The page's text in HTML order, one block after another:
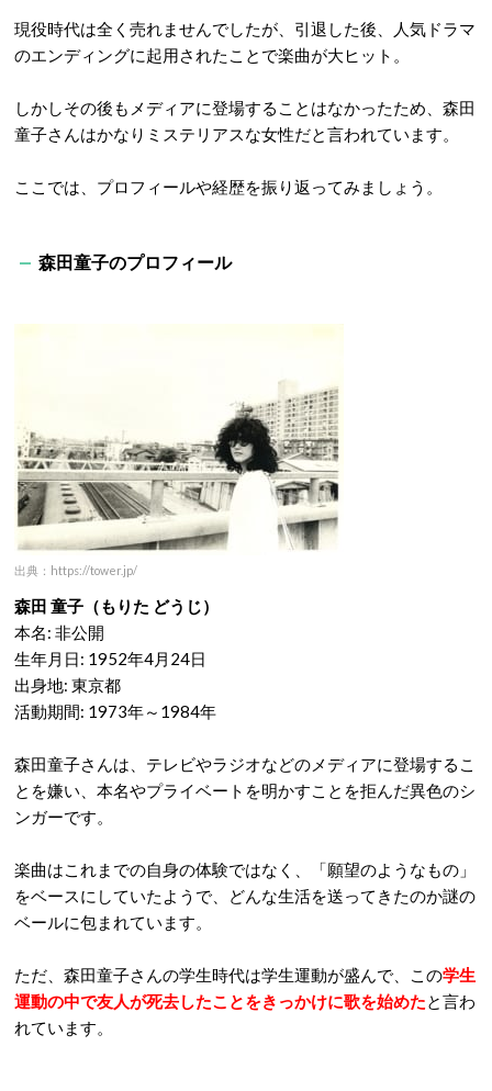
現役時代は全く売れませんでしたが、引退した後、人気ドラマ
のエンディングに起用されたことで楽曲が大ヒット。
しかしその後もメディアに登場することはなかったため、森田
童子さんはかなりミステリアスな女性だと言われています。
ここでは、プロフィールや経歴を振り返ってみましょう。
森田童子のプロフィール
出典：https://tower.jp/
森田 童子（もりた どうじ）
本名: 非公開
生年月日: 1952年4月24日
出身地: 東京都
活動期間: 1973年～1984年
森田童子さんは、テレビやラジオなどのメディアに登場するこ
とを嫌い、本名やプライベートを明かすことを拒んだ異色のシ
ンガーです。
楽曲はこれまでの自身の体験ではなく、「願望のようなもの」
をベースにしていたようで、どんな生活を送ってきたのか謎の
ベールに包まれています。
ただ、森田童子さんの学生時代は学生運動が盛んで、この学生
運動の中で友人が死去したことをきっかけに歌を始めたと言わ
れています。